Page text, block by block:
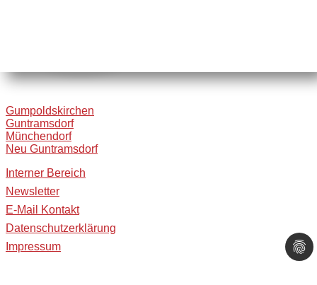
Gumpoldskirchen
Guntramsdorf
Münchendorf
Neu Guntramsdorf
Interner Bereich
Newsletter
E-Mail Kontakt
Datenschutzerklärung
Impressum